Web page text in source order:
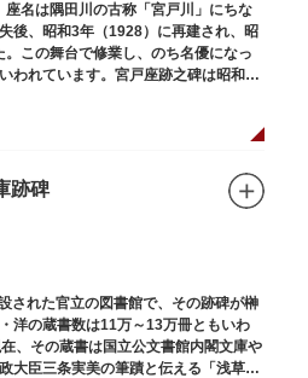
名は隅田川の古称「宮戸川」にちな
後、昭和3年（1928）に再建され、昭
この舞台で修業し、のち名優になっ
われています。宮戸座跡之碑は昭和53
跡碑
された官立の図書館で、その跡碑が榊
洋の蔵書数は11万～13万冊ともいわ
、その蔵書は国立公文書館内閣文庫や
大臣三条実美の筆蹟と伝える「浅草文